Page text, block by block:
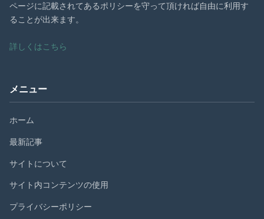
ページに記載されてあるポリシーを守って頂ければ自由に利用す
ることが出来ます。
詳しくはこちら
メニュー
ホーム
最新記事
サイトについて
サイト内コンテンツの使用
プライバシーポリシー